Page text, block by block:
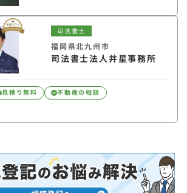
司法書士
福岡県北九州市
司法書士法人井星事務所
見積り無料
不動産の相談